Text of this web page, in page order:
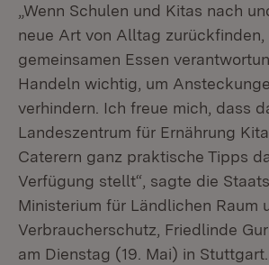
„Wenn Schulen und Kitas nach
neue Art von Alltag
gemeinsamen Essen
Handeln wichtig, um
verhindern. Ich freue mich, dass
Landeszentrum für Ernährung
Caterern ganz praktische Tipps
Verfügung stellt“, sagte die
Ministerium für Ländlichen Raum
Verbraucherschutz, Friedlinde
am Dienstag (19. Mai) in Stuttgart.